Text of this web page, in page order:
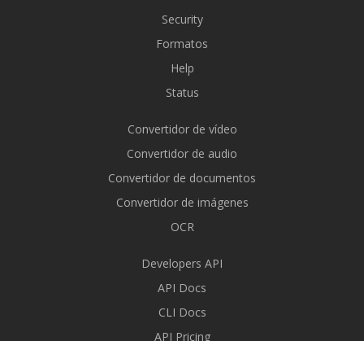
Security
Formatos
Help
Status
Convertidor de vídeo
Convertidor de audio
Convertidor de documentos
Convertidor de imágenes
OCR
Developers API
API Docs
CLI Docs
API Pricing